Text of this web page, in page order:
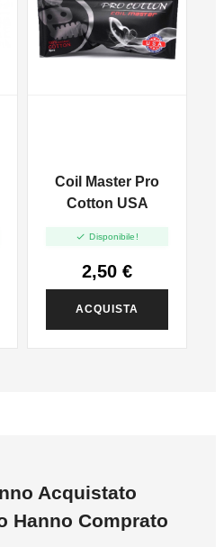
Coil Master Pro
Cotton USA
 Disponibile!
2,50 €
ACQUISTA
Acquistato
Hanno Comprato